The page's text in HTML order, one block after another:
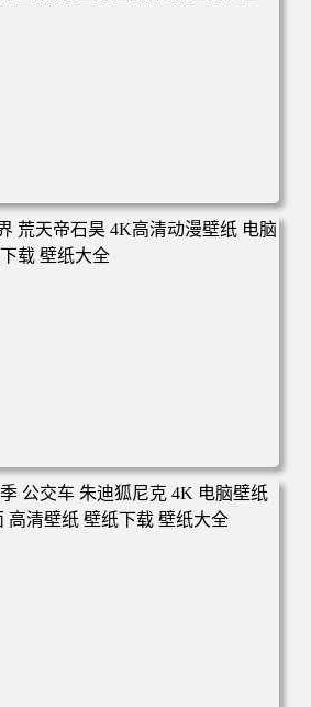
小黑 罗小黑战记 罗小黑战记2 风息
壁纸 壁纸下载 壁纸大全
天帝石昊 4K高清动漫壁纸 电脑桌面
纸大全